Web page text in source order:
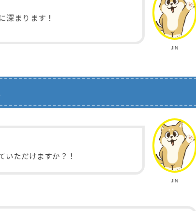
JIN
深まります！
JIN
いただけますか？！